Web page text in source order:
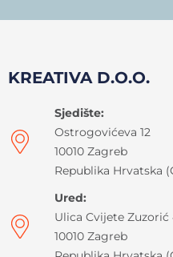
KREATIVA D.O.O.
Sjedište:
Ostrogovićeva 12
10010 Zagreb
Republika Hrvatska
Ured:
Ulica Cvijete Zuzorić
10010 Zagreb